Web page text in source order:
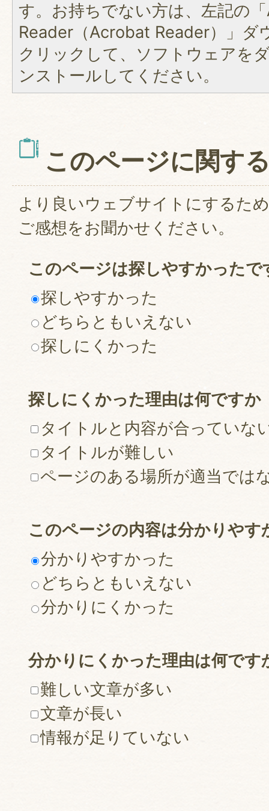
す。お持ちでない方は、左記の
Reader（Acrobat Reader）」ダ
クリックして、ソフトウェアを
ンストールしてください。
このページに関す
より良いウェブサイトにするた
ご感想をお聞かせください。
このページは探しやすかったで
探しやすかった
どちらともいえない
探しにくかった
探しにくかった理由は何ですか
タイトルと内容が合っていな
タイトルが難しい
ページのある場所が適当では
このページの内容は分かりやす
分かりやすかった
どちらともいえない
分かりにくかった
分かりにくかった理由は何です
難しい文章が多い
文章が長い
情報が足りていない